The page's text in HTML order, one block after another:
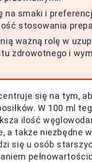
na smaki i
stosowania
ważną rolę w
zdrowotnego i
się na tym,
W 100 ml
ilość
a także niezbędne
się u osób